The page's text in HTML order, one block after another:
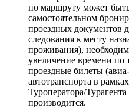
по маршруту может
самостоятельном
проездных документов
следования к месту
проживания),
увеличение времени по
проездные билеты
автотранспорта в
Туроператора/
производится.